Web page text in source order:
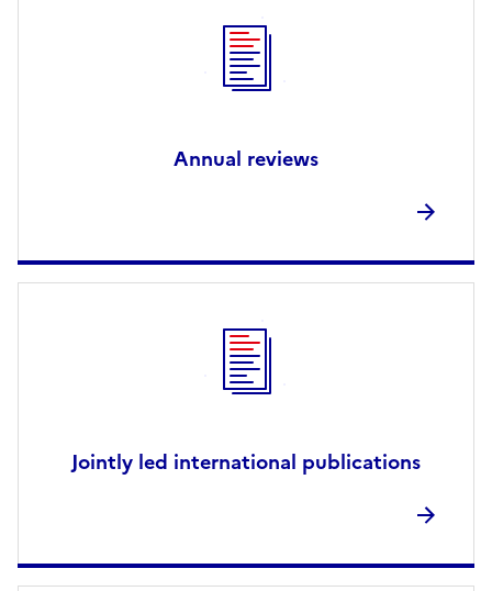
Annual reviews
Jointly led international publications